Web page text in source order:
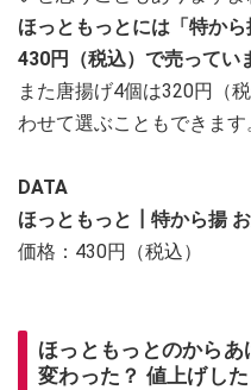
ほっともっとには「特か
430円（税込）で売ってい
また唐揚げ4個は320円（
わせて選ぶこともできます
DATA
ほっともっと┃特から揚 お
価格：430円（税込）
ほっともっとのから
変わった？ 値上げした